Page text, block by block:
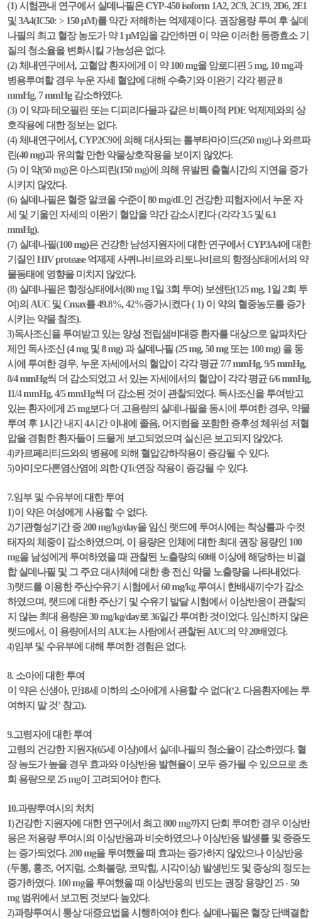
(1) 시험관내 연구에서 실데나필은 CYP-450 isoform 1A2, 2C9, 2C19, 2D6, 2E1
및 3A4(IC50: > 150 μM)를 약간 저해하는 억제제이다. 권장용량 투여 후 실데
나필의 최고 혈장 농도가 약 1 μM임을 감안하면 이 약은 이러한 동종효소 기
질의 청소율을 변화시킬 가능성은 없다.
(2) 체내연구에서, 고혈압 환자에게 이 약 100 mg을 암로디핀 5 mg, 10 mg과
병용투여할 경우 누운 자세 혈압에 대해 수축기와 이완기 각각 평균 8
mmHg, 7 mmHg 감소하였다.
(3) 이 약과 테오필린 또는 디피리다몰과 같은 비특이적 PDE 억제제와의 상
호작용에 대한 정보는 없다.
(4) 체내연구에서, CYP2C9에 의해 대사되는 톨부타마이드(250 mg)나 와르파
린(40 mg)과 유의할 만한 약물상호작용을 보이지 않았다.
(5) 이 약(50 mg)은 아스피린(150 mg)에 의해 유발된 출혈시간의 지연을 증가
시키지 않았다.
(6) 실데나필은 혈중 알코올 수준이 80 mg/dL인 건강한 피험자에서 누운 자
세 및 기울인 자세의 이완기 혈압을 약간 감소시킨다 (각각 3.5 및 6.1
mmHg).
(7) 실데나필(100 mg)은 건강한 남성지원자에 대한 연구에서 CYP3A4에 대한
기질인 HIV protease 억제제 사퀴나비르와 리토나비르의 항정상태에서의 약
물동태에 영향을 미치지 않았다.
(8) 실데나필은 항정상태에서(80 mg 1일 3회 투여) 보센탄(125 mg, 1일 2회 투
여)의 AUC 및 Cmax를 49.8%, 42%증가시켰다 ( 1) 이 약의 혈중농도를 증가
시키는 약물 참조).
3)독사조신을 투여받고 있는 양성 전립샘비대증 환자를 대상으로 알파차단
제인 독사조신 (4 mg 및 8 mg) 과 실데나필 (25 mg, 50 mg 또는 100 mg) 을 동
시에 투여한 경우, 누운 자세에서의 혈압이 각각 평균 7/7 mmHg, 9/5 mmHg,
8/4 mmHg씩 더 감소되었고 서 있는 자세에서의 혈압이 각각 평균 6/6 mmHg,
11/4 mmHg, 4/5 mmHg씩 더 감소된 것이 관찰되었다. 독사조신을 투여받고
있는 환자에게 25 mg보다 더 고용량의 실데나필을 동시에 투여한 경우, 약물
투여 후 1시간 내지 4시간 이내에 졸음, 어지럼을 포함한 증후성 체위성 저혈
압을 경험한 환자들이 드물게 보고되었으며 실신은 보고되지 않았다.
4)카르페리티드와의 병용에 의해 혈압강하작용이 증강될 수 있다.
5)아미오다론염산염에 의한 QTc연장 작용이 증강될 수 있다.
7.임부 및 수유부에 대한 투여
1)이 약은 여성에게 사용할 수 없다.
2)기관형성기간 중 200 mg/kg/day을 임신 랫드에 투여시에는 착상률과 수컷
태자의 체중이 감소하였으며, 이 용량은 인체에 대한 최대 권장 용량인 100
mg을 남성에게 투여하였을 때 관찰된 노출량의 60배 이상에 해당하는 비결
합 실데나필 및 그 주요 대사체에 대한 총 전신 약물 노출량을 나타내었다.
3)랫드를 이용한 주산수유기 시험에서 60 mg/kg 투여시 한배새끼수가 감소
하였으며, 랫드에 대한 주산기 및 수유기 발달 시험에서 이상반응이 관찰되
지 않는 최대 용량은 30 mg/kg/day로 36일간 투여한 것이었다. 임신하지 않은
랫드에서, 이 용량에서의 AUC는 사람에서 관찰된 AUC의 약 20배였다.
4)임부 및 수유부에 대해 투여한 경험은 없다.
8. 소아에 대한 투여
이 약은 신생아, 만18세 이하의 소아에게 사용할 수 없다(‘2. 다음환자에는 투
여하지 말 것’ 참고).
9.고령자에 대한 투여
고령의 건강한 지원자(65세 이상)에서 실데나필의 청소율이 감소하였다. 혈
장 농도가 높을 경우 효과와 이상반응 발현율이 모두 증가될 수 있으므로 초
회 용량으로 25 mg이 고려되어야 한다.
10.과량투여시의 처치
1)건강한 지원자에 대한 연구에서 최고 800 mg까지 단회 투여한 경우 이상반
응은 저용량 투여시의 이상반응과 비슷하였으나 이상반응 발생률 및 중증도
는 증가되었다. 200 mg을 투여했을 때 효과는 증가하지 않았으나 이상반응
(두통, 홍조, 어지럼, 소화불량, 코막힘, 시각이상) 발생빈도 및 증상의 정도는
증가하였다. 100 mg을 투여했을 때 이상반응의 빈도는 권장 용량인 25 - 50
mg 범위에서 보고된 것보다 높았다.
2)과량투여시 통상 대증요법을 시행하여야 한다. 실데나필은 혈장 단백결합